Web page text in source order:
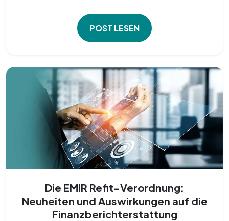
POST LESEN
Die EMIR Refit-Verordnung:
Neuheiten und Auswirkungen auf die
Finanzberichterstattung